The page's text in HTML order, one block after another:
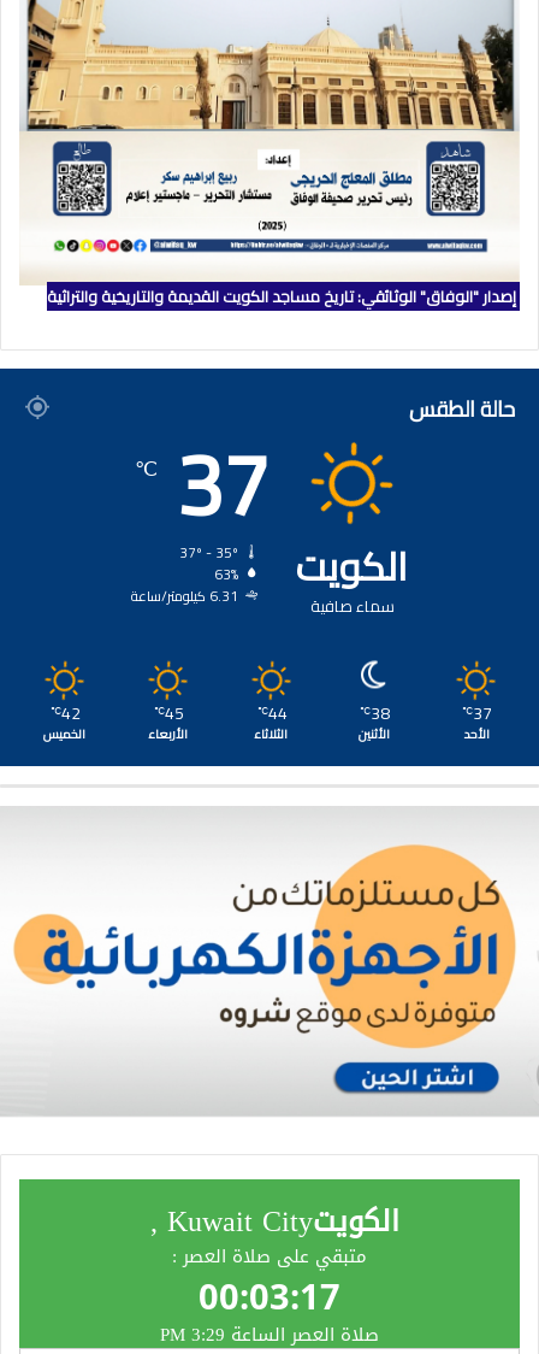
إصدار "الوفاق" الوثائقي: تاريخ مساجد الكويت القديمة والتاريخية والتراثية
حالة الطقس
الكويت
سماء صافية
37
℃
63%
6.31 كيلومتر/ساعة
37
℃
الأحد
38
℃
الأثنين
44
℃
الثلاثاء
45
℃
الأربعاء
42
℃
الخميس